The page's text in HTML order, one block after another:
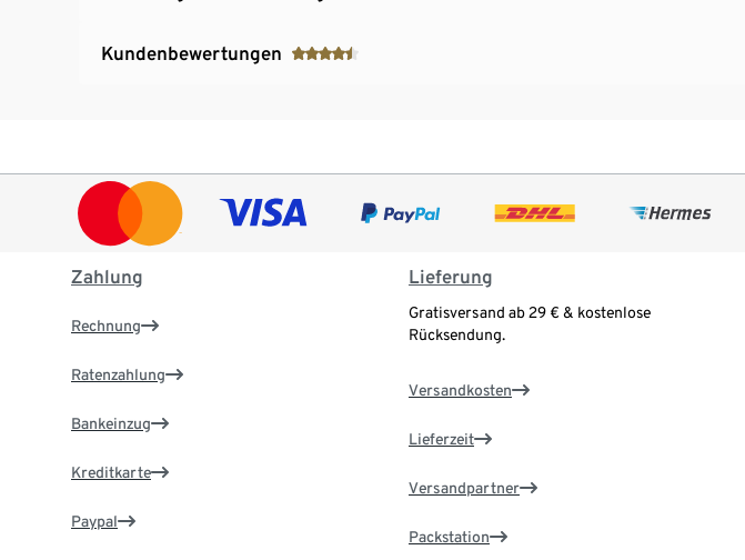
Kundenbewertungen
Zahlung
Rechnung
Ratenzahlung
Bankeinzug
Kreditkarte
Paypal
Lieferung
Gratisversand ab 29 € & kostenlose
Rücksendung.
Versandkosten
Lieferzeit
Versandpartner
Packstation